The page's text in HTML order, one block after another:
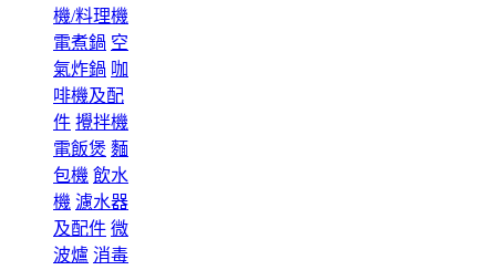
機/料理機
電煮鍋 空
氣炸鍋 咖
啡機及配
件 攪拌機
電飯煲 麵
包機 飲水
機 濾水器
及配件 微
波爐 消毒